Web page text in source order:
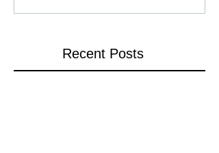
Recent Posts